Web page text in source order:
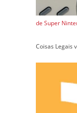
de Super
Coisas Legais